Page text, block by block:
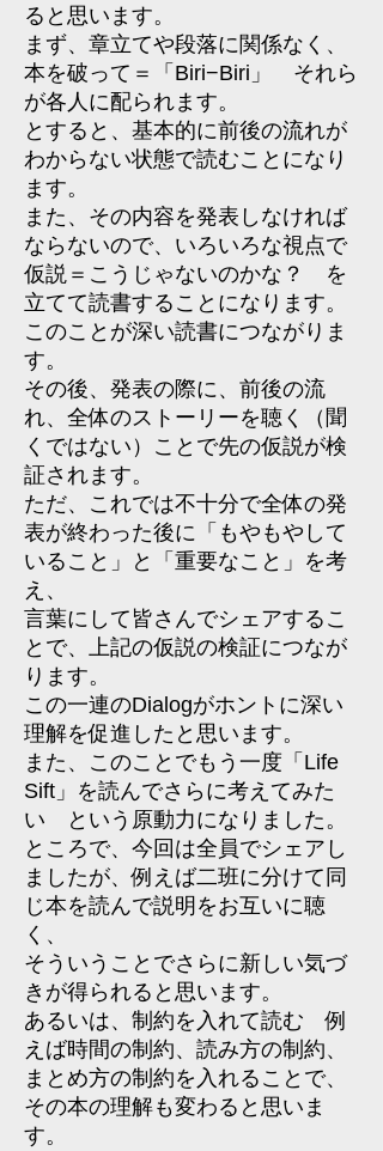
ると思います。
まず、章立てや段落に関係なく、
本を破って＝「Biri−Biri」 それら
が各人に配られます。
とすると、基本的に前後の流れが
わからない状態で読むことになり
ます。
また、その内容を発表しなければ
ならないので、いろいろな視点で
仮説＝こうじゃないのかな？ を
立てて読書することになります。
このことが深い読書につながりま
す。
その後、発表の際に、前後の流
れ、全体のストーリーを聴く（聞
くではない）ことで先の仮説が検
証されます。
ただ、これでは不十分で全体の発
表が終わった後に「もやもやして
いること」と「重要なこと」を考
え、
言葉にして皆さんでシェアするこ
とで、上記の仮説の検証につなが
ります。
この一連のDialogがホントに深い
理解を促進したと思います。
また、このことでもう一度「Life
Sift」を読んでさらに考えてみた
い という原動力になりました。
ところで、今回は全員でシェアし
ましたが、例えば二班に分けて同
じ本を読んで説明をお互いに聴
く、
そういうことでさらに新しい気づ
きが得られると思います。
あるいは、制約を入れて読む 例
えば時間の制約、読み方の制約、
まとめ方の制約を入れることで、
その本の理解も変わると思いま
す。